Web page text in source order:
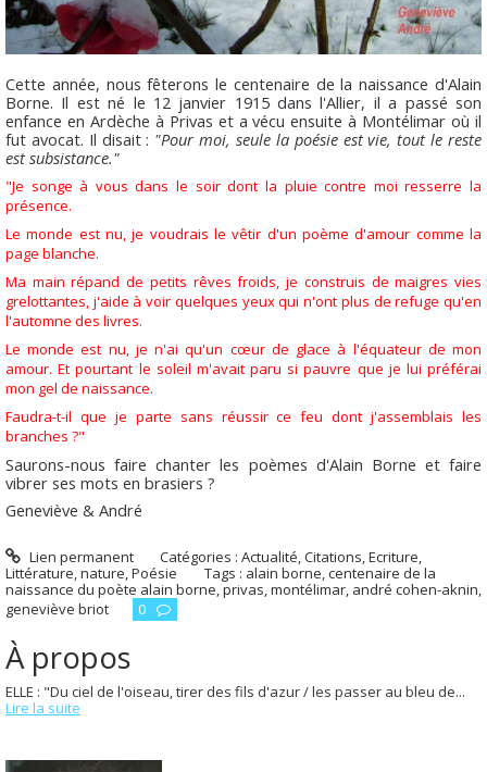
Cette année, nous fêterons le centenaire de la naissance d'Alain
Borne. Il est né le 12 janvier 1915 dans l'Allier, il a passé son
enfance en Ardèche à Privas et a vécu ensuite à Montélimar où il
fut avocat. Il disait : "Pour moi, seule la poésie est vie, tout le reste
est subsistance."
"Je songe à vous dans le soir dont la pluie contre moi resserre la
présence.
Le monde est nu, je voudrais le vêtir d'un poème d'amour comme la
page blanche.
Ma main répand de petits rêves froids, je construis de maigres vies
grelottantes, j'aide à voir quelques yeux qui n'ont plus de refuge qu'en
l'automne des livres.
Le monde est nu, je n'ai qu'un cœur de glace à l'équateur de mon
amour. Et pourtant le soleil m'avait paru si pauvre que je lui préférai
mon gel de naissance.
Faudra-t-il que je parte sans réussir ce feu dont j'assemblais les
branches ?"
Saurons-nous faire chanter les poèmes d'Alain Borne et faire
vibrer ses mots en brasiers ?
Geneviève & André
Lien permanent Catégories :Actualité,Citations,Ecriture,
Littérature,nature,Poésie Tags : alain borne,centenaire de la
naissance du poète alain borne,privas,montélimar, andré cohen-aknin,
geneviève briot
0
À propos
ELLE : "Du ciel de l'oiseau, tirer des fils d'azur / les passer au bleu de...
Lire la suite